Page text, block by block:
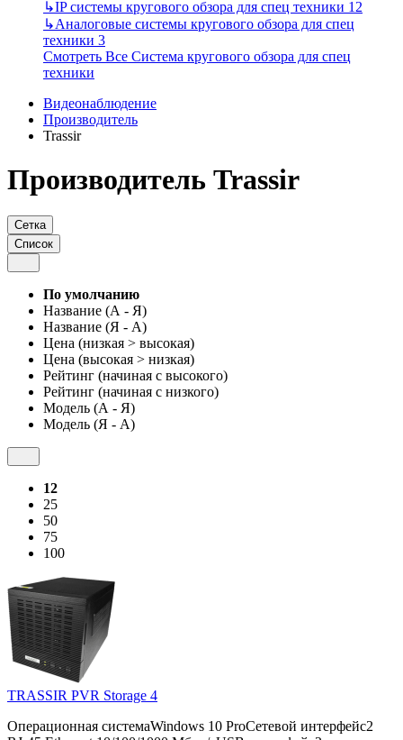
↳IP системы кругового обзора для спец техники 12
↳Аналоговые системы кругового обзора для спец
техники 3
Смотреть Все Система кругового обзора для спец
техники
Видеонаблюдение
Производитель
Trassir
Производитель Trassir
Сетка
Список
По умолчанию
Название (А - Я)
Название (Я - А)
Цена (низкая > высокая)
Цена (высокая > низкая)
Рейтинг (начиная с высокого)
Рейтинг (начиная с низкого)
Модель (А - Я)
Модель (Я - А)
12
25
50
75
100
TRASSIR PVR Storage 4
Операционная системаWindows 10 ProСетевой интерфейс2